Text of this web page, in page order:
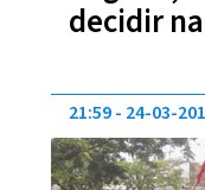
decidir
21:59 24-03-